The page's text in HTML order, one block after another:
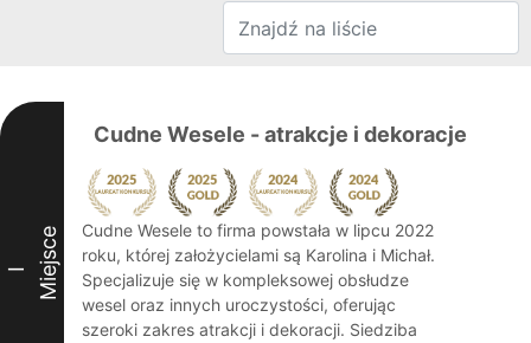
I Miejsce
Cudne Wesele - atrakcje i dekoracje
Cudne Wesele to firma powstała w lipcu 2022
roku, której założycielami są Karolina i Michał.
Specjalizuje się w kompleksowej obsłudze
wesel oraz innych uroczystości, oferując
szeroki zakres atrakcji i dekoracji. Siedziba